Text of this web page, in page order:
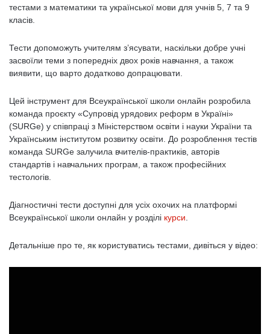
тестами з математики та української мови для учнів 5, 7 та 9
класів.
Тести допоможуть учителям з’ясувати, наскільки добре учні
засвоїли теми з попередніх двох років навчання, а також
виявити, що варто додатково допрацювати.
Цей інструмент для Всеукраїнської школи онлайн розробила
команда проєкту «Супровід урядових реформ в Україні»
(SURGe) у співпраці з Міністерством освіти і науки України та
Українським інститутом розвитку освіти. До розроблення тестів
команда SURGe залучила вчителів-практиків, авторів
стандартів і навчальних програм, а також професійних
тестологів.
Діагностичні тести доступні для усіх охочих на платформі
Всеукраїнської школи онлайн у розділі курси
Детальніше про те, як користуватись тестами, дивіться у відео: